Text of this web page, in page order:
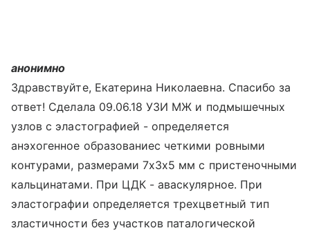
анонимно
Здравствуйте, Екатерина Николаевна. Спасибо за
ответ! Сделала 09.06.18 УЗИ МЖ и подмышечных
узлов с эластографией - определяется
анэхогенное образованиес четкими ровными
контурами, размерами 7х3х5 мм с пристеночными
кальцинатами. При ЦДК - аваскулярное. При
эластографии определяется трехцветный тип
зластичности без участков паталогической